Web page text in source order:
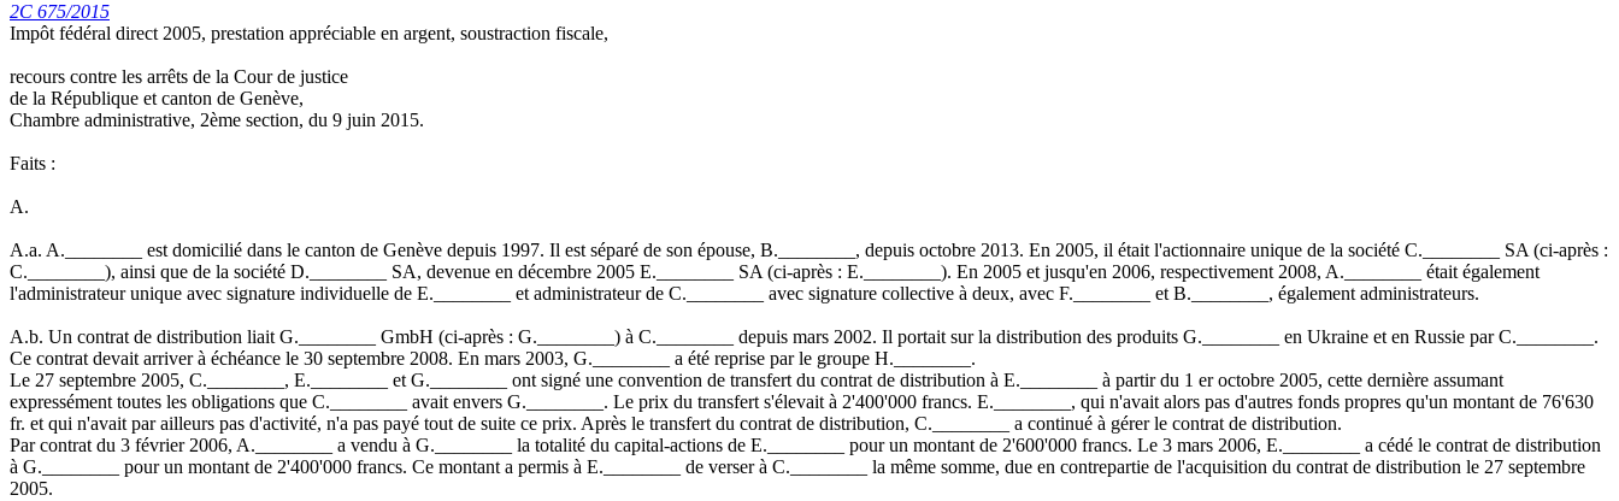
2C 675/2015
Impôt fédéral direct 2005, prestation appréciable en argent, soustraction fiscale,
recours contre les arrêts de la Cour de justice
de la République et canton de Genève,
Chambre administrative, 2ème section, du 9 juin 2015.
Faits :
A.
A.a. A.________ est domicilié dans le canton de Genève depuis 1997. Il est séparé de son épouse, B.________, depuis octobre 2013. En 2005, il était l'actionnaire unique de la société C.________ SA (ci-après :
C.________), ainsi que de la société D.________ SA, devenue en décembre 2005 E.________ SA (ci-après : E.________). En 2005 et jusqu'en 2006, respectivement 2008, A.________ était également
l'administrateur unique avec signature individuelle de E.________ et administrateur de C.________ avec signature collective à deux, avec F.________ et B.________, également administrateurs.
A.b. Un contrat de distribution liait G.________ GmbH (ci-après : G.________) à C.________ depuis mars 2002. Il portait sur la distribution des produits G.________ en Ukraine et en Russie par C.________.
Ce contrat devait arriver à échéance le 30 septembre 2008. En mars 2003, G.________ a été reprise par le groupe H.________.
Le 27 septembre 2005, C.________, E.________ et G.________ ont signé une convention de transfert du contrat de distribution à E.________ à partir du 1 er octobre 2005, cette dernière assumant
expressément toutes les obligations que C.________ avait envers G.________. Le prix du transfert s'élevait à 2'400'000 francs. E.________, qui n'avait alors pas d'autres fonds propres qu'un montant de 76'630
fr. et qui n'avait par ailleurs pas d'activité, n'a pas payé tout de suite ce prix. Après le transfert du contrat de distribution, C.________ a continué à gérer le contrat de distribution.
Par contrat du 3 février 2006, A.________ a vendu à G.________ la totalité du capital-actions de E.________ pour un montant de 2'600'000 francs. Le 3 mars 2006, E.________ a cédé le contrat de distribution
à G.________ pour un montant de 2'400'000 francs. Ce montant a permis à E.________ de verser à C.________ la même somme, due en contrepartie de l'acquisition du contrat de distribution le 27 septembre
2005.